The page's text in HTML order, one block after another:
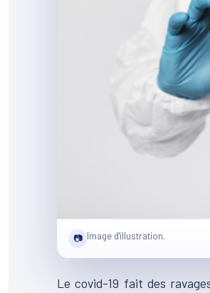
📷 Image d'illustration.
Le covid-19 fait des